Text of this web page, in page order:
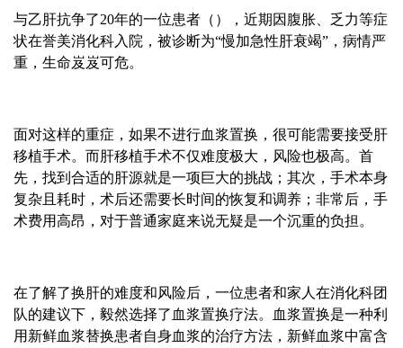
与乙肝抗争了20年的一位患者（），近期因腹胀、乏力等症
状在誉美消化科入院，被诊断为“慢加急性肝衰竭”，病情严
重，生命岌岌可危。
面对这样的重症，如果不进行血浆置换，很可能需要接受肝
移植手术。而肝移植手术不仅难度极大，风险也极高。首
先，找到合适的肝源就是一项巨大的挑战；其次，手术本身
复杂且耗时，术后还需要长时间的恢复和调养；非常后，手
术费用高昂，对于普通家庭来说无疑是一个沉重的负担。
在了解了换肝的难度和风险后，一位患者和家人在消化科团
队的建议下，毅然选择了血浆置换疗法。血浆置换是一种利
用新鲜血浆替换患者自身血浆的治疗方法，新鲜血浆中富含